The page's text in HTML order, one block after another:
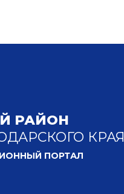
РАЙОН
КРАЯ
ПОРТАЛ